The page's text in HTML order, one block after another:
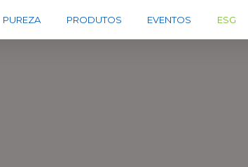
PUREZA PRODUTOS EVENTOS ESG